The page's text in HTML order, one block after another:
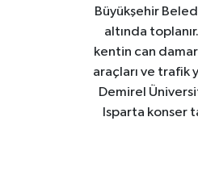
Büyükşehir
altında
kentin can
araçları ve trafik
Demirel
Isparta konser